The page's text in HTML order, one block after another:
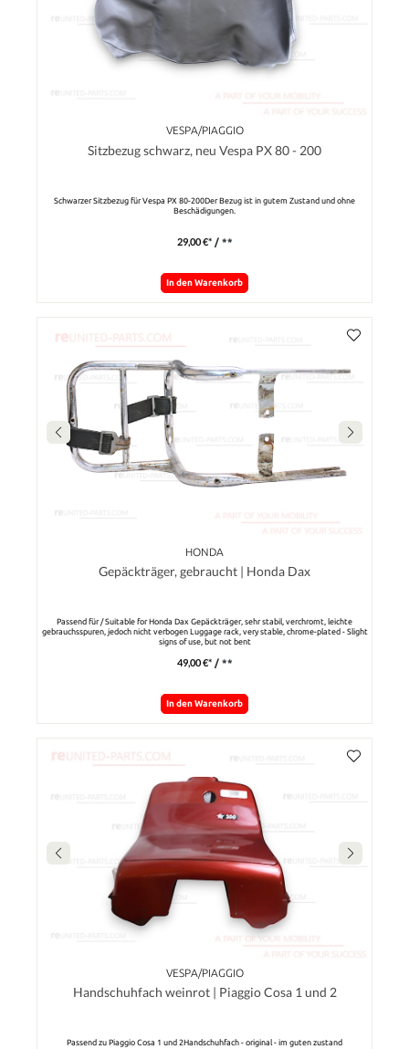
VESPA/PIAGGIO
Sitzbezug schwarz, neu Vespa PX 80 - 200
Schwarzer Sitzbezug für Vespa PX 80-200Der Bezug ist in gutem Zustand und ohne
Beschädigungen.
29,00 €* / **
In den Warenkorb
HONDA
Gepäckträger, gebraucht | Honda Dax
Passend für / Suitable for Honda Dax Gepäckträger, sehr stabil, verchromt, leichte
gebrauchsspuren, jedoch nicht verbogen Luggage rack, very stable, chrome-plated - Slight
signs of use, but not bent
49,00 €* / **
In den Warenkorb
VESPA/PIAGGIO
Handschuhfach weinrot | Piaggio Cosa 1 und 2
Passend zu Piaggio Cosa 1 und 2Handschuhfach - original - im guten zustand